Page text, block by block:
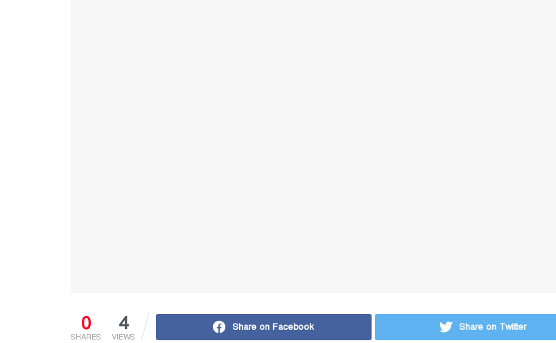
0
SHARES
4
VIEWS
Share on Facebook Share on Twitter